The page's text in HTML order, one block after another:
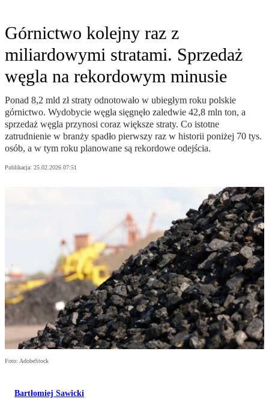
Górnictwo kolejny raz z
miliardowymi stratami. Sprzedaż
węgla na rekordowym minusie
Ponad 8,2 mld zł straty odnotowało w ubiegłym roku polskie
górnictwo. Wydobycie węgla sięgnęło zaledwie 42,8 mln ton, a
sprzedaż węgla przynosi coraz większe straty. Co istotne
zatrudnienie w branży spadło pierwszy raz w historii poniżej 70 tys.
osób, a w tym roku planowane są rekordowe odejścia.
Publikacja: 25.02.2026 07:51
Foto: AdobeStock
Bartłomiej Sawicki